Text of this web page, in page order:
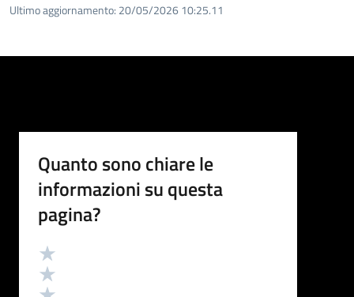
Ultimo aggiornamento: 20/05/2026 10:25.11
Quanto sono chiare le
informazioni su questa
pagina?
Valutazione